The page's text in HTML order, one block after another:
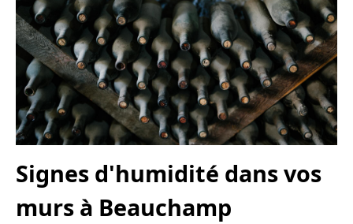
Signes d'humidité dans vos
murs à Beauchamp